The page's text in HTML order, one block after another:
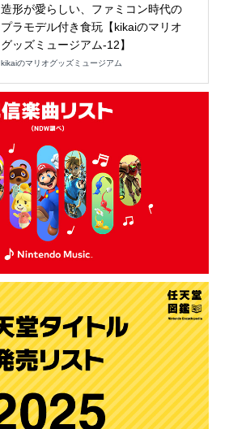
造形が愛らしい、ファミコン時代の
プラモデル付き食玩【kikaiのマリオ
グッズミュージアム-12】
kikaiのマリオグッズミュージアム